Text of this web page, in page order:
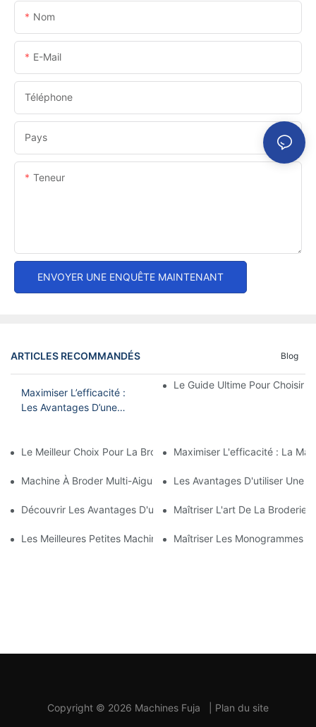
Nom
E-Mail
Téléphone
Pays
Teneur
ENVOYER UNE ENQUÊTE MAINTENANT
ARTICLES RECOMMANDÉS Blog
Maximiser L’efficacité :
Les Avantages D’une
Le Guide Ultime Pour Choisir
Le Meilleur Choix Pour La Broderie À Domicile : La Meilleure
Maximiser L'efficacité : La
Machine À Broder Multi-Aiguilles Abordable : Une Option
Les Avantages D'utiliser Une
Découvrir Les Avantages D'une Machine À Broder Multi-Aiguilles
Maîtriser L'art De La Broderie
Les Meilleures Petites Machines À Broder Commerciales Pour
Maîtriser Les Monogrammes :
Copyright © 2026 Machines Fuja Plan du site